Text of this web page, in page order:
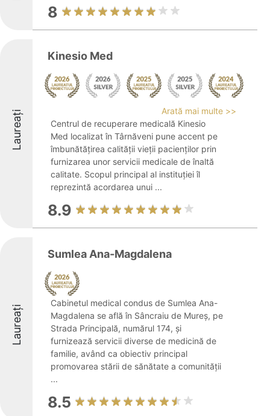
8
Laureați
Kinesio Med
Arată mai multe >>
Centrul de recuperare medicală Kinesio
Med localizat în Târnăveni pune accent pe
îmbunătățirea calității vieții pacienților prin
furnizarea unor servicii medicale de înaltă
calitate. Scopul principal al instituției îl
reprezintă acordarea unui ...
8.9
Laureați
Sumlea Ana-Magdalena
Cabinetul medical condus de Sumlea Ana-
Magdalena se află în Sâncraiu de Mureș, pe
Strada Principală, numărul 174, și
furnizează servicii diverse de medicină de
familie, având ca obiectiv principal
promovarea stării de sănătate a comunității
...
8.5